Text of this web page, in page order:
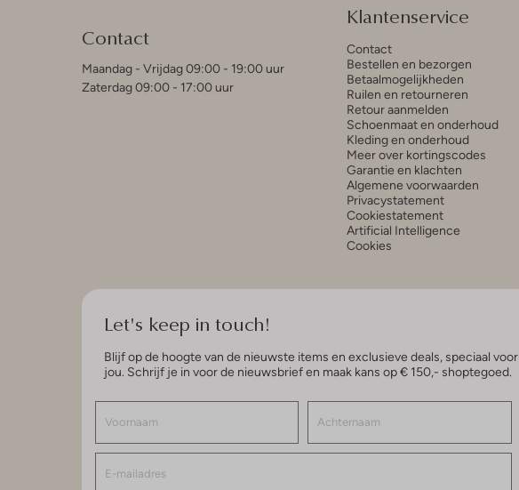
Contact
Maandag - Vrijdag 09:00 - 19:00 uur
Zaterdag 09:00 - 17:00 uur
Klantenservice
Contact
Bestellen en bezorgen
Betaalmogelijkheden
Ruilen en retourneren
Retour aanmelden
Schoenmaat en onderhoud
Kleding en onderhoud
Meer over kortingscodes
Garantie en klachten
Algemene voorwaarden
Privacystatement
Cookiestatement
Artificial Intelligence
Cookies
Let's keep in touch!
Blijf op de hoogte van de nieuwste items en exclusieve deals, speciaal voor
jou. Schrijf je in voor de nieuwsbrief en maak kans op € 150,- shoptegoed.